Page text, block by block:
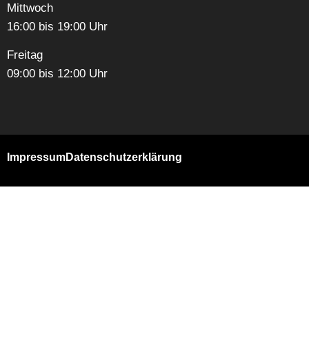
Mittwoch
16:00 bis 19:00 Uhr
Freitag
09:00 bis 12:00 Uhr
ImpressumDatenschutzerklärung